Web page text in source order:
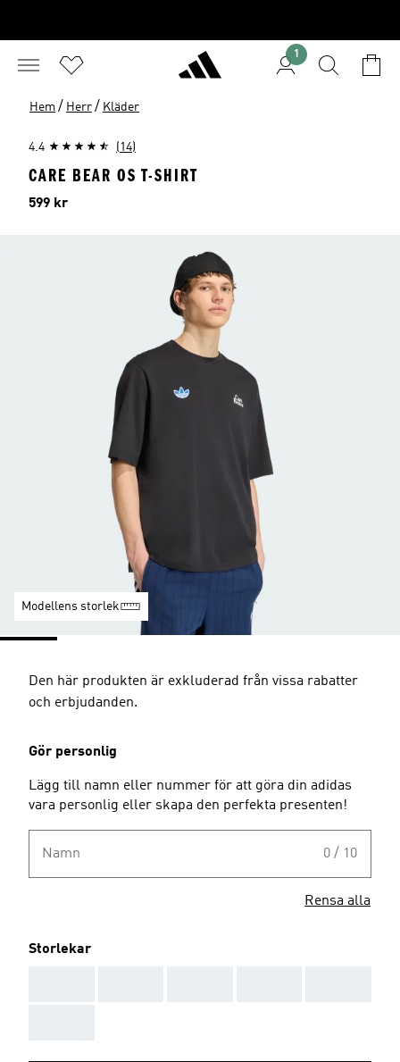
1
Hem / Herr / Kläder
4.4 (14)
CARE BEAR OS T-SHIRT
Pris
599 kr
Modellens storlek
Den här produkten är exkluderad från vissa rabatter
och erbjudanden.
Gör personlig
Lägg till namn eller nummer för att göra din adidas
vara personlig eller skapa den perfekta presenten!
Namn 0 / 10
Rensa alla
Storlekar